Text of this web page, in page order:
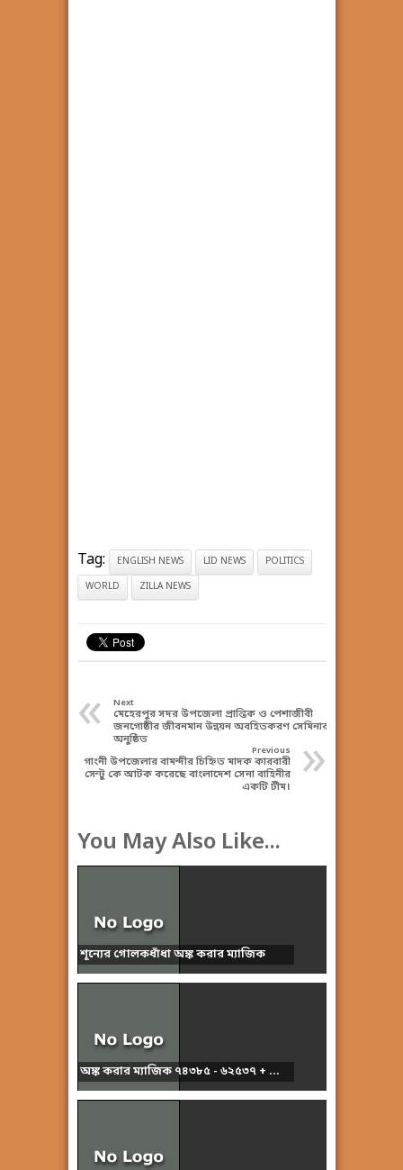
Tag: ENGLISH NEWS LID NEWS POLITICS
WORLD ZILLA NEWS
« Next
মেহেরপুর সদর উপজেলা প্রান্তিক ও পেশাজীবী
জনগোষ্ঠীর জীবনমান উন্নয়ন অবহিতকরণ সেমিনার
অনুষ্ঠিত
»
Previous
গাংনী উপজেলার বামন্দীর চিহ্নিত মাদক কারবারী
সেন্টু কে আটক করেছে বাংলাদেশ সেনা বাহিনীর
একটি টীম।
You May Also Like...
শূন্যের গোলকধাঁধা অঙ্ক করার ম্যাজিক
অঙ্ক করার ম্যাজিক ৭৪৩৮৫ - ৬২৫৩৭ + ...